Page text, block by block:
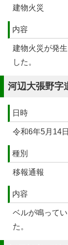
建物火災
内容
建物火災が発
した。
河辺大張野字
日時
令和6年5月14
種別
移報通報
内容
ベルが鳴って
た。